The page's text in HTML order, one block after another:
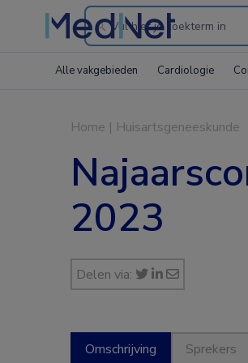
Search
the
Alle vakgebieden Cardiologie
Home | Huisartsgeneeskunde
2023
Delen via:
Omschrijving Sprekers